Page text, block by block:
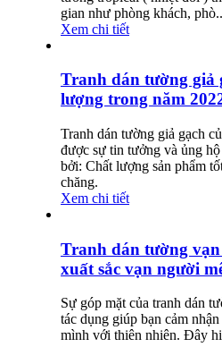
gian như phòng khách,
Xem chi tiết
Tranh dán tường giả
lượng trong năm
Tranh dán tường giả gạch
được sự tin tưởng và ủng
bởi: Chất lượng sản phẩm
chăng.
Xem chi tiết
Tranh dán tường
xuất sắc vạn người
Sự góp mặt của tranh dán
tác dụng giúp bạn cảm
mình với thiên nhiên. Đây